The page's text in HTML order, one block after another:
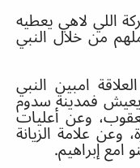
اللي لاهي يعطيه
من خلال النبي
امبين النبي
يعيش فمدينة سدوم
وعن أعليات
وعن علامة الزيانة
امع إبراهيم.